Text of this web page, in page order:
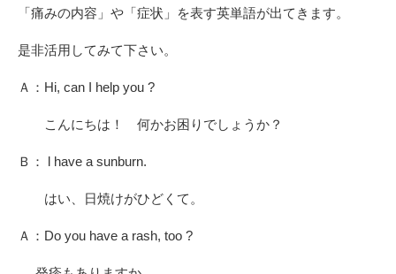
「痛みの内容」や「症状」を表す英単語が出てきます。
是非活用してみて下さい。
Ａ：Hi, can I help you ?
こんにちは！ 何かお困りでしょうか？
Ｂ： l have a sunburn.
はい、日焼けがひどくて。
Ａ：Do you have a rash, too ?